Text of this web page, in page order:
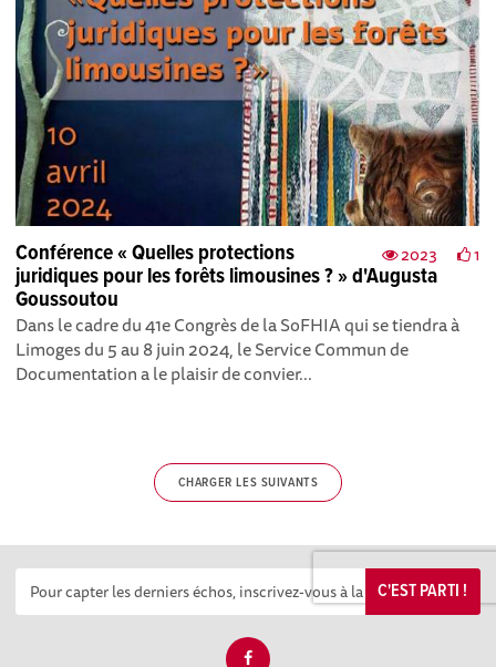
2023 1
Conférence « Quelles protections
juridiques pour les forêts limousines ? » d'Augusta
Goussoutou
Dans le cadre du 41e Congrès de la SoFHIA qui se tiendra à
Limoges du 5 au 8 juin 2024, le Service Commun de
Documentation a le plaisir de convier...
CHARGER LES SUIVANTS
C'EST PARTI !